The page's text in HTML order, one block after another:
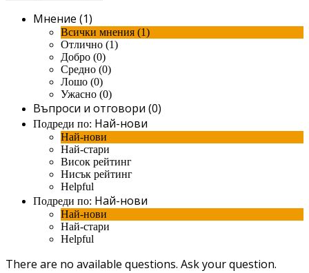
Мнение (1)
Всички мнения (1)
Отлично (1)
Добро (0)
Средно (0)
Лошо (0)
Ужасно (0)
Въпроси и отговори (0)
Подреди по: Най-нови
Най-нови
Най-стари
Висок рейтинг
Нисък рейтинг
Helpful
Подреди по: Най-нови
Най-нови
Най-стари
Helpful
There are no available questions. Ask your question.